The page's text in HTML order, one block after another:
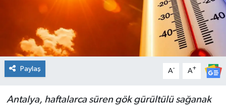
Paylaş A- A+
Antalya, haftalarca süren gök gürültülü sağanak
Spor
Turizm
Yaşam